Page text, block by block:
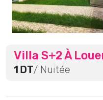
Villa S+2 À
1 DT/ Nuitée